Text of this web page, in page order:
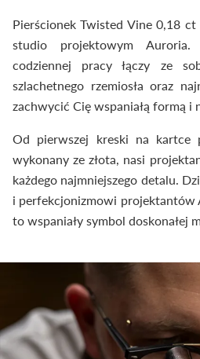
Pierścionek Twisted Vine 0,18
studio projektowym
codziennej pracy łączy ze
szlachetnego rzemiosła oraz
zachwycić Cię wspaniałą formą i
Od pierwszej kreski na kartce
wykonany ze złota, nasi
każdego najmniejszego detalu.
i perfekcjonizmowi projektantów
to wspaniały symbol doskonałej